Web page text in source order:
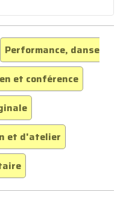
Performance, danse
et conférence
et d'atelier